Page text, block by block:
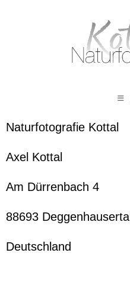
Naturfotografie Kottal
Axel Kottal
Am Dürrenbach 4
88693 Deggenhausertal
Deutschland